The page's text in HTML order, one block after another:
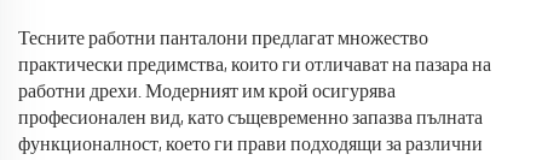
Тесните работни панталони предлагат множество
практически предимства, които ги отличават на пазара на
работни дрехи. Модерният им крой осигурява
професионален вид, като същевременно запазва пълната
функционалност, което ги прави подходящи за различни